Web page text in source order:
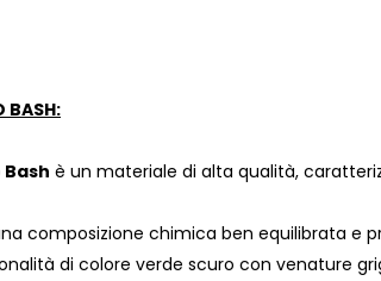
BASH:
è un materiale di alta qualità,
composizione chimica ben equilibrata e
di colore verde scuro con venature